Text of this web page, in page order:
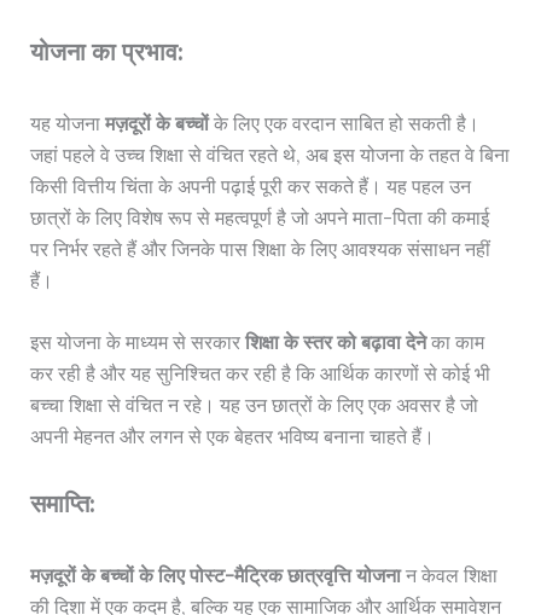
योजना का प्रभाव:
यह योजना मज़दूरों के बच्चोंके लिए एक वरदान साबित हो सकती है।
जहां पहले वे उच्च शिक्षा से वंचित रहते थे, अब इस योजना के तहत वे बिना
किसी वित्तीय चिंता के अपनी पढ़ाई पूरी कर सकते हैं। यह पहल उन
छात्रों के लिए विशेष रूप से महत्वपूर्ण है जो अपने माता-पिता की कमाई
पर निर्भर रहते हैं और जिनके पास शिक्षा के लिए आवश्यक संसाधन नहीं
हैं।
इस योजना के माध्यम से सरकार शिक्षा के स्तर को बढ़ावा देनेका काम
कर रही है और यह सुनिश्चित कर रही है कि आर्थिक कारणों से कोई भी
बच्चा शिक्षा से वंचित न रहे। यह उन छात्रों के लिए एक अवसर है जो
अपनी मेहनत और लगन से एक बेहतर भविष्य बनाना चाहते हैं।
समाप्ति:
मज़दूरों के बच्चों के लिए पोस्ट-मैट्रिक छात्रवृत्ति योजनान केवल शिक्षा
की दिशा में एक कदम है, बल्कि यह एक सामाजिक और आर्थिक समावेशन